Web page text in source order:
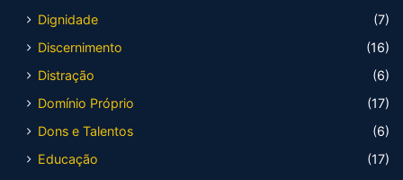
Dignidade
(7)
Discernimento
(16)
Distração
(6)
Domínio Próprio
(17)
Dons e Talentos
(6)
Educação
(17)